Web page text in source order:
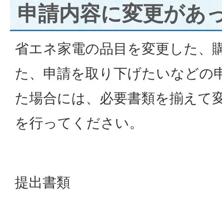
申請内容に変更があ
省エネ家電の品目を変更した、
た、申請を取り下げたいなどの
た場合には、必要書類を揃えて
を行ってください。
提出書類